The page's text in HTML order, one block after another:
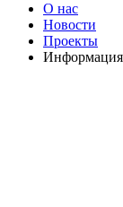
О нас
Новости
Проекты
Информация